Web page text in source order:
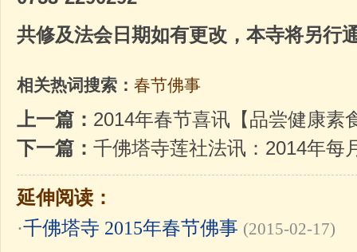
共修及法会日期如有更改，本寺将另行
相关热词搜索： 春节佛事
上一篇： 2014年春节喜讯【品尝健康素
下一篇： 千佛塔寺莲社法讯：2014年每
延伸阅读：
·千佛塔寺 2015年春节佛事 (2015-02-17)